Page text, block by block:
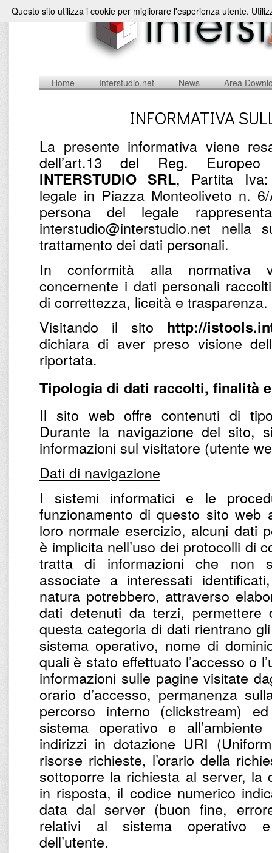
Home Interstudio.net News Area
INFORMATIVA
La presente informativa viene
dell’art.13 del Reg.
INTERSTUDIO SRL, Partita Iva:
legale in Piazza Monteoliveto n.
persona del legale
interstudio@interstudio.net
trattamento dei dati personali.
In conformità alla normativa
concernente i dati personali
di correttezza, liceità e trasparenza.
Visitando il sito http://
dichiara di aver preso visione
riportata.
Tipologia di dati raccolti, finalità
Il sito web offre contenuti di
Durante la navigazione del sito,
informazioni sul visitatore (utente
Dati di navigazione
I sistemi informatici e le
funzionamento di questo sito web
loro normale esercizio, alcuni dati
è implicita nell’uso dei protocolli di
tratta di informazioni che non
associate a interessati
natura potrebbero, attraverso
dati detenuti da terzi,
questa categoria di dati rientrano
sistema operativo, nome di
quali è stato effettuato l’accesso o
informazioni sulle pagine visitate
orario d’accesso, permanenza
percorso interno (clickstream)
sistema operativo e all’ambiente
indirizzi in dotazione URI
risorse richieste, l’orario della
sottoporre la richiesta al server, la
in risposta, il codice numerico
data dal server (buon fine,
relativi al sistema operativo e
dell’utente.
Questo sito utilizza i cookie per migliorare l'esperienza utente.